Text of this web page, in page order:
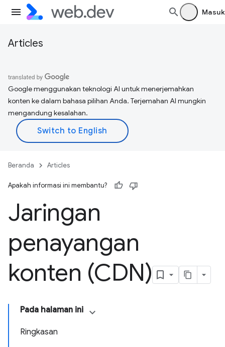
Masuk
Articles
Google menggunakan teknologi AI untuk menerjemahkan
konten ke dalam bahasa pilihan Anda. Terjemahan AI mungkin
mengandung kesalahan.
Beranda Articles
Apakah informasi ini membantu?
Jaringan
penayangan
konten (CDN)
Pada halaman ini
Ringkasan